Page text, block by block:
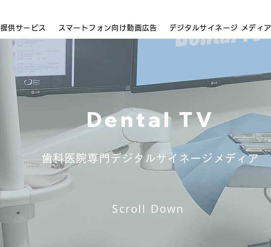
提供サービス スマートフォン向け動画広告 デジタルサイネージ メディア
Dental TV
歯科医院専門デジタルサイネージメディア
Scroll Down